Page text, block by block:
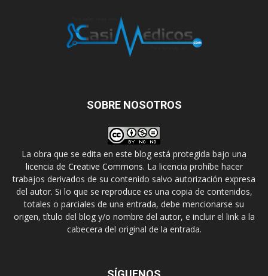
SOBRE NOSOTROS
La obra que se edita en este blog está protegida bajo una
licencia de Creative Commons. La licencia prohíbe hacer
trabajos derivados de su contenido salvo autorización expresa
del autor. Si lo que se reproduce es una copia de contenidos,
totales o parciales de una entrada, debe mencionarse su
origen, título del blog y/o nombre del autor, e incluir el link a la
cabecera del original de la entrada.